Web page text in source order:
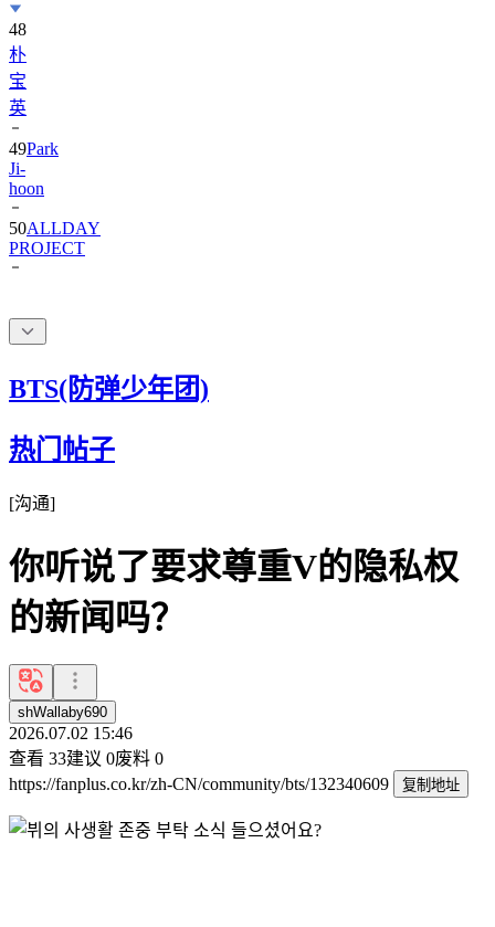
朴
宝
英
49
Ji-
hoon
50ALLDAY
PROJECT
BTS(防弹少年团)
热门帖子
[沟通]
你听说了要求尊重V的隐私权
的新闻吗？
shWallaby690
2026.07.02 15:46
查看 33建议 0废料 0
https://fanplus.co.kr/zh-CN/community/bts/132340609
复制地址